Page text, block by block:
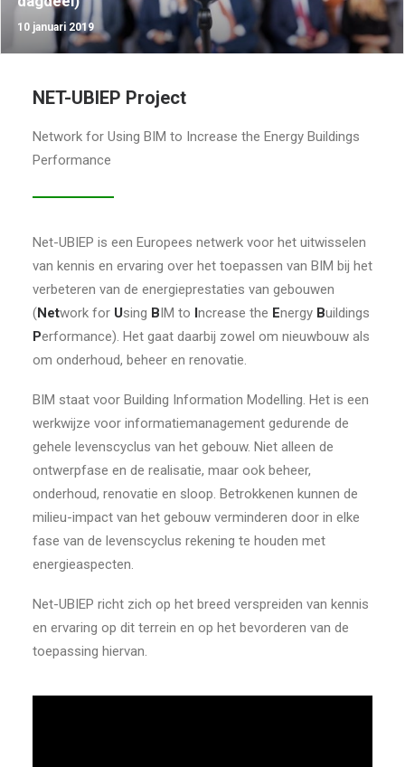
10 januari 2019
NET-UBIEP Project
Network for Using BIM to Increase the Energy Buildings
Performance
Net-UBIEP is een Europees netwerk voor het uitwisselen
van kennis en ervaring over het toepassen van BIM bij het
verbeteren van de energieprestaties van gebouwen
(Network for Using BIM to Increase the Energy Buildings
Performance). Het gaat daarbij zowel om nieuwbouw als
om onderhoud, beheer en renovatie.
BIM staat voor Building Information Modelling. Het is een
werkwijze voor informatiemanagement gedurende de
gehele levenscyclus van het gebouw. Niet alleen de
ontwerpfase en de realisatie, maar ook beheer,
onderhoud, renovatie en sloop. Betrokkenen kunnen de
milieu-impact van het gebouw verminderen door in elke
fase van de levenscyclus rekening te houden met
energieaspecten.
Net-UBIEP richt zich op het breed verspreiden van kennis
en ervaring op dit terrein en op het bevorderen van de
toepassing hiervan.